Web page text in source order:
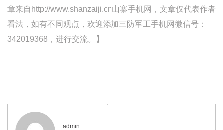
章来自http://www.shanzaiji.cn山寨手机网，文章仅代表作者
看法，如有不同观点，欢迎添加三防军工手机网微信号：
342019368，进行交流。】
admin